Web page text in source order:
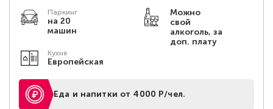
Паркинг
на 20
машин
Можно
свой
алкоголь, за
доп. плату
Кухня
Европейская
Еда и напитки от 4000 Р/чел.